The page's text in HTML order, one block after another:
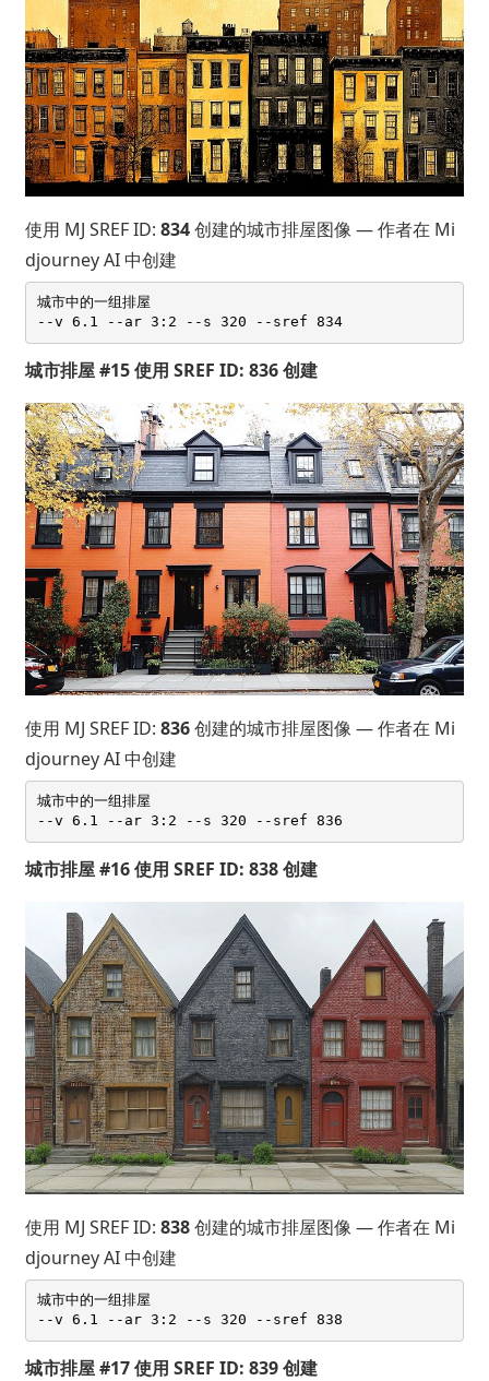
使用 MJ SREF ID: 834创建的城市排屋图像 — 作者在 Mi
djourney AI 中创建
城市中的一组排屋
--v 6.1 --ar 3:2 --s 320 --sref 834
城市排屋 #15 使用 SREF ID: 836 创建
使用 MJ SREF ID: 836创建的城市排屋图像 — 作者在 Mi
djourney AI 中创建
城市中的一组排屋
城市排屋 #16 使用 SREF ID: 838 创建
使用 MJ SREF ID: 838创建的城市排屋图像 — 作者在 Mi
djourney AI 中创建
城市中的一组排屋
城市排屋 #17 使用 SREF ID: 839 创建